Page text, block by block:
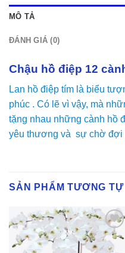
MÔ TẢ
ĐÁNH GIÁ (0)
Chậu hồ điệp 12
Lan hồ điệp tím là biểu
phúc . Có lẽ vì vậy, mà
tặng nhau những cành hồ
yêu thương và sự chờ đợi
SẢN PHẨM TƯƠNG TỰ